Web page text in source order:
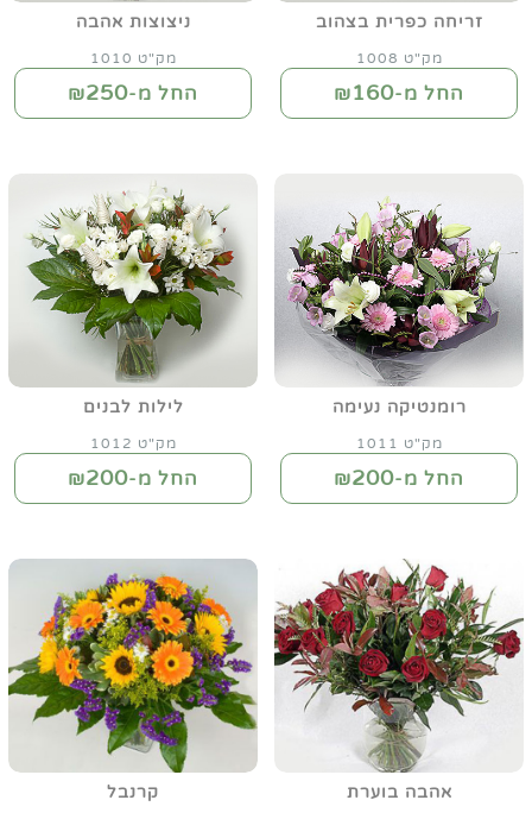
זריחה כפרית בצהוב
מק"ט 1008
החל מ-₪160
ניצוצות אהבה
מק"ט 1010
החל מ-₪250
רומנטיקה נעימה
מק"ט 1011
החל מ-₪200
לילות לבנים
מק"ט 1012
החל מ-₪200
אהבה בוערת קרנבל